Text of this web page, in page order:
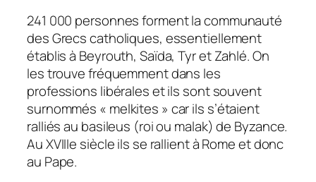
241 000 personnes forment la communauté
des Grecs catholiques, essentiellement
établis à Beyrouth, Saïda, Tyr et Zahlé. On
les trouve fréquemment dans les
professions libérales et ils sont souvent
surnommés « melkites » car ils s’étaient
ralliés au basileus (roi ou malak) de Byzance.
Au XVIIIe siècle ils se rallient à Rome et donc
au Pape.